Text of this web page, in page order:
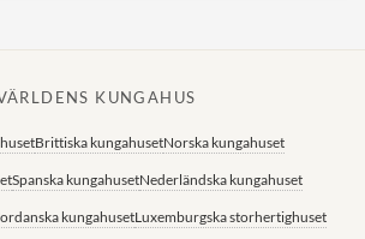
KUNGAHUS
Brittiska kungahusetNorska kungahuset
Spanska kungahusetNederländska kungahuset
kungahusetLuxemburgska storhertighuset